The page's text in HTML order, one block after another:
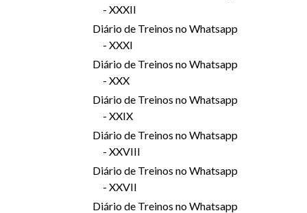
- XXXII
Diário de Treinos no Whatsapp
- XXXI
Diário de Treinos no Whatsapp
- XXX
Diário de Treinos no Whatsapp
- XXIX
Diário de Treinos no Whatsapp
- XXVIII
Diário de Treinos no Whatsapp
- XXVII
Diário de Treinos no Whatsapp